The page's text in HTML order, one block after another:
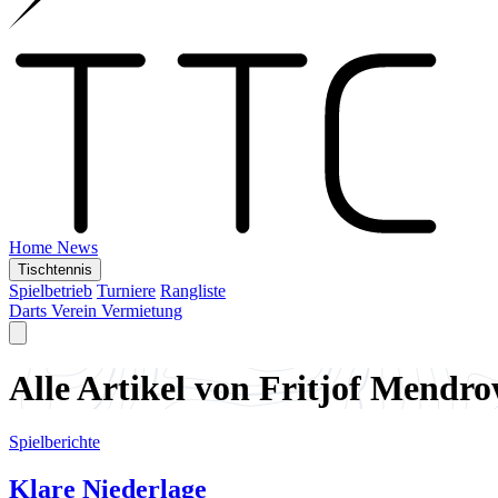
Home News
Tischtennis
Spielbetrieb Turniere Rangliste
Darts Verein Vermietung
Alle Artikel von Fritjof
Spielberichte
Klare Niederlage